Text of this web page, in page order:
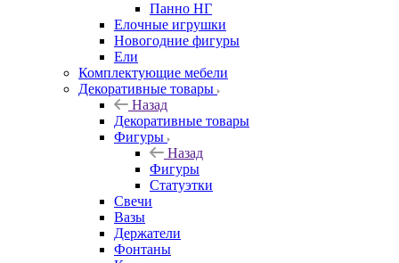
Панно НГ
Елочные игрушки
Новогодние фигуры
Ели
Комплектующие мебели
Декоративные товары
Назад
Декоративные товары
Фигуры
Назад
Фигуры
Статуэтки
Свечи
Вазы
Держатели
Фонтаны